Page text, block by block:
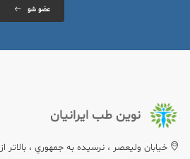
عضو شو
نوین طب ایرانیان
خيابان وليعصر ، نرسيده به جمهوري ، بالاتر